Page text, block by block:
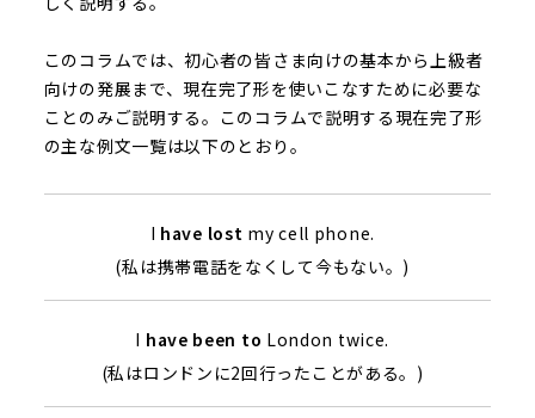
このコラムでは、初心者の皆さま向けの基本から上級者
向けの発展まで、現在完了形を使いこなすために必要な
ことのみご説明する。このコラムで説明する現在完了形
の主な例文一覧は以下のとおり。
I have lost my cell phone.
(私は携帯電話をなくして今もない。)
I have been to London twice.
(私はロンドンに2回行ったことがある。)